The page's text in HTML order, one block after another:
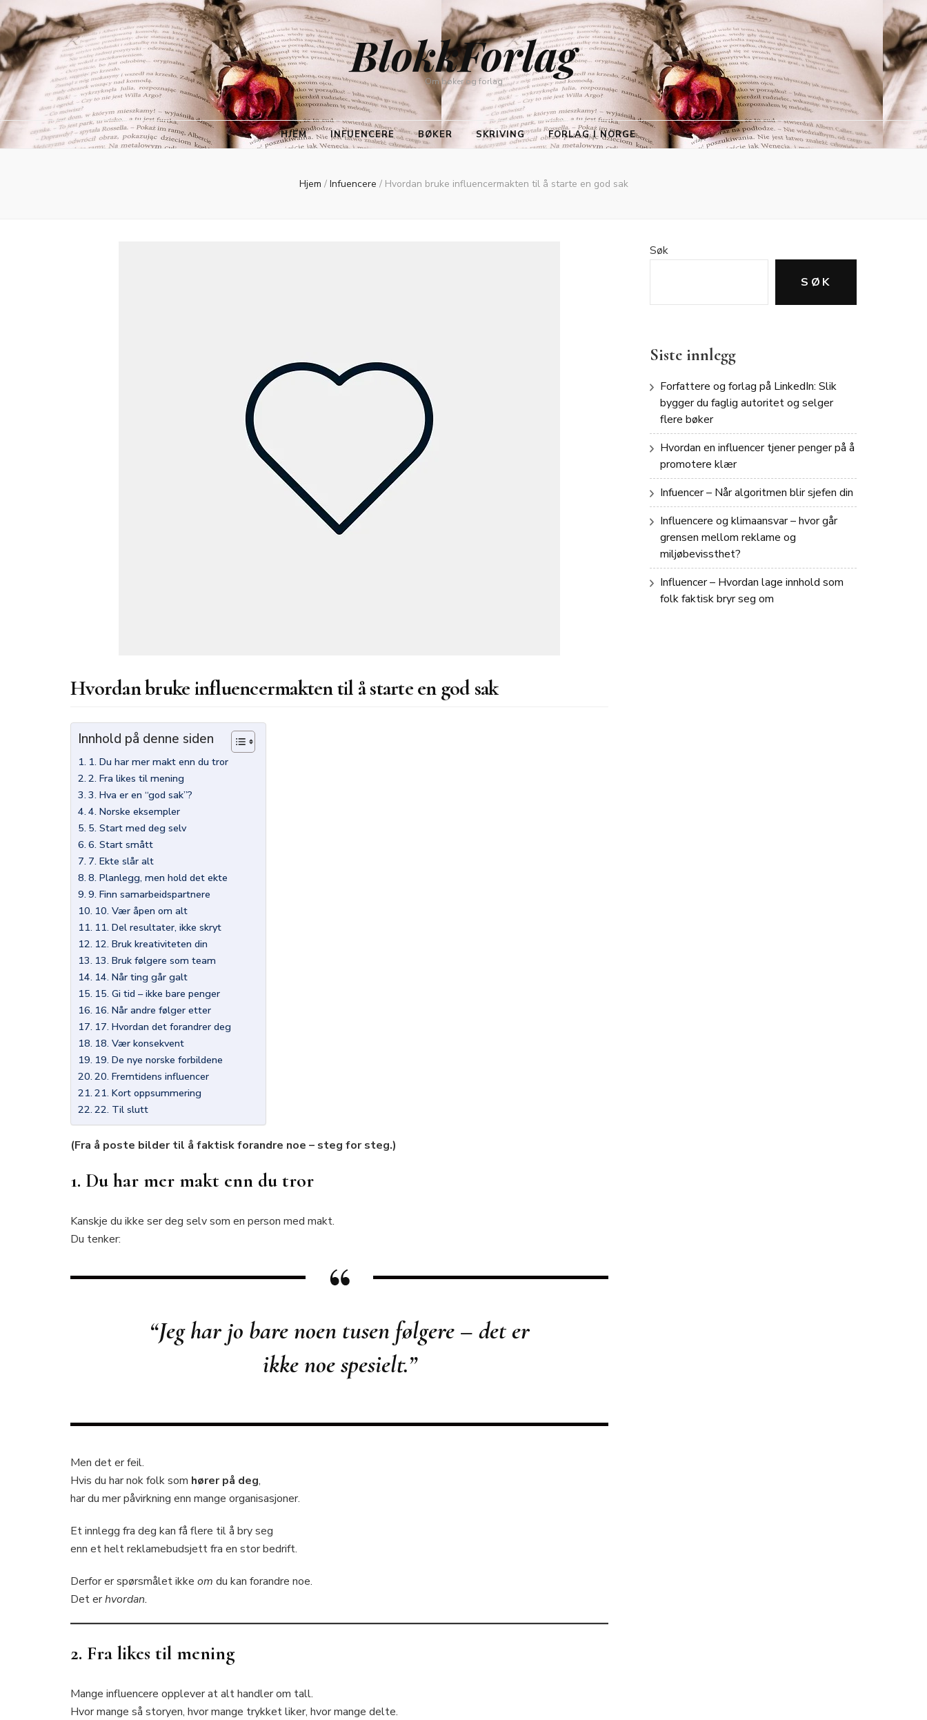
BlokkForlag
Om bøker og forlag
HJEM INFUENCERE BØKER SKRIVING FORLAG I NORGE
Hjem / Infuencere / Hvordan bruke influencermakten til å starte en god sak
Hvordan bruke influencermakten til å starte en god sak
Innhold på denne siden
1. Du har mer makt enn du tror
2. Fra likes til mening
3. Hva er en “god sak”?
4. Norske eksempler
5. Start med deg selv
6. Start smått
7. Ekte slår alt
8. Planlegg, men hold det ekte
9. Finn samarbeidspartnere
10. Vær åpen om alt
11. Del resultater, ikke skryt
12. Bruk kreativiteten din
13. Bruk følgere som team
14. Når ting går galt
15. Gi tid – ikke bare penger
16. Når andre følger etter
17. Hvordan det forandrer deg
18. Vær konsekvent
19. De nye norske forbildene
20. Fremtidens influencer
21. Kort oppsummering
22. Til slutt
(Fra å poste bilder til å faktisk forandre noe – steg for steg.)
1. Du har mer makt enn du tror
Kanskje du ikke ser deg selv som en person med makt.
Du tenker:
“Jeg har jo bare noen tusen følgere – det er
ikke noe spesielt.”
Men det er feil.
Hvis du har nok folk som hører på deg,
har du mer påvirkning enn mange organisasjoner.
Et innlegg fra deg kan få flere til å bry seg
enn et helt reklamebudsjett fra en stor bedrift.
Derfor er spørsmålet ikke om du kan forandre noe.
Det erhvordan.
2. Fra likes til mening
Mange influencere opplever at alt handler om tall.
Hvor mange så storyen, hvor mange trykket liker, hvor mange delte.
Søk
SØK
Siste innlegg
Forfattere og forlag på LinkedIn: Slik
bygger du faglig autoritet og selger
flere bøker
Hvordan en influencer tjener penger på å
promotere klær
Infuencer – Når algoritmen blir sjefen din
Influencere og klimaansvar – hvor går
grensen mellom reklame og
miljøbevissthet?
Influencer – Hvordan lage innhold som
folk faktisk bryr seg om